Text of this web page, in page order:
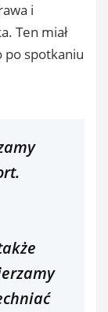
i
Ten miał
po spotkaniu